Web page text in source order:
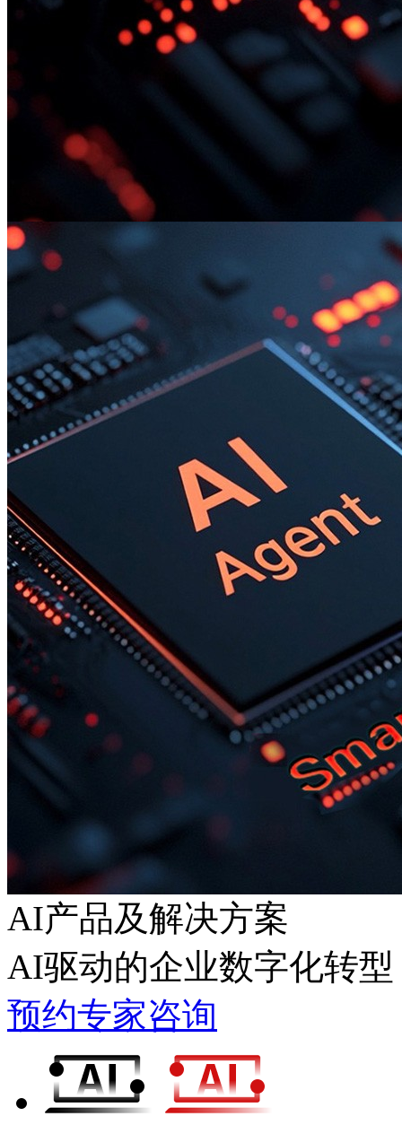
AI产品及解决方案
AI驱动的企业数字化转型
预约专家咨询